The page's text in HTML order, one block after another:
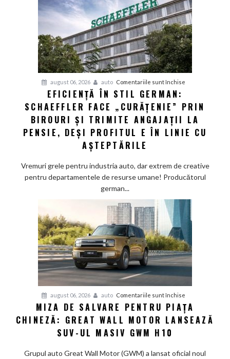
de
siguranță
ale
sistemului
„Full
Self-
Driving”
august 06, 2026 auto Comentariile sunt închise
în
stil
Schaeffler
trimite
pensie,
deși
profitul
în
cu
așteptările
EFICIENȚĂ ÎN STIL GERMAN:
SCHAEFFLER FACE „CURĂȚENIE” PRIN
BIROURI ȘI TRIMITE ANGAJAȚII LA
PENSIE, DEȘI PROFITUL E ÎN LINIE CU
AȘTEPTĂRILE
Vremuri grele pentru industria auto, dar extrem de creative
pentru departamentele de resurse umane! Producătorul
german...
august 06, 2026 auto Comentariile sunt închise
Miza
de
piața
MIZA DE SALVARE PENTRU PIAȚA
CHINEZĂ: GREAT WALL MOTOR LANSEAZĂ
SUV-UL MASIV GWM H10
Grupul auto Great Wall Motor (GWM) a lansat oficial noul